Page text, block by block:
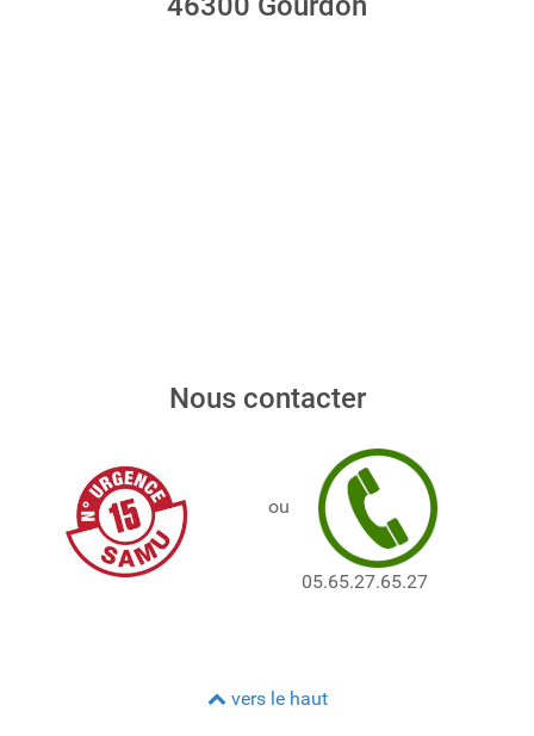
Nous contacter
ou
05.65.27.65.27
vers le haut